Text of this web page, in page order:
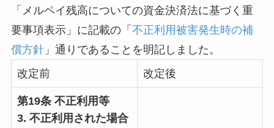
「メルペイ残高についての資金決済法に基づく重
要事項表示」に記載の「 不正利用被害発生時の補
償方針」通りであることを明記しました。
改定前
改定後
第19条 不正利用等
3. 不正利用された場合